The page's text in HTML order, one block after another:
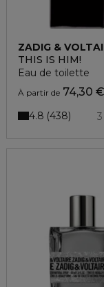
ZADIG &
THIS IS HIM!
Eau de toilette
À partir de 74,30 €
4.8 438